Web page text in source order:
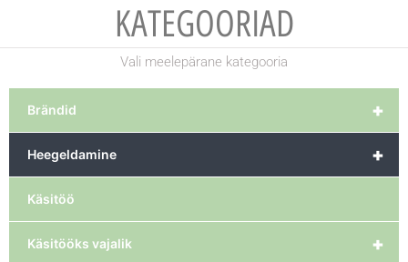
KATEGOORIAD
Vali meelepärane kategooria
+
Brändid
+
Heegeldamine
Käsitöö
+
Käsitööks vajalik